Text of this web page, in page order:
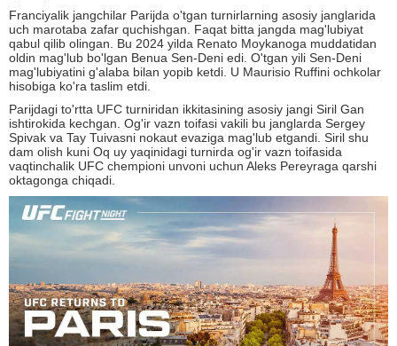
Franciyalik jangchilar Parijda o'tgan turnirlarning asosiy janglarida
uch marotaba zafar quchishgan. Faqat bitta jangda mag'lubiyat
qabul qilib olingan. Bu 2024 yilda Renato Moykanoga muddatidan
oldin mag'lub bo'lgan Benua Sen-Deni edi. O'tgan yili Sen-Deni
mag'lubiyatini g'alaba bilan yopib ketdi. U Maurisio Ruffini ochkolar
hisobiga ko'ra taslim etdi.
Parijdagi to'rtta UFC turniridan ikkitasining asosiy jangi Siril Gan
ishtirokida kechgan. Og'ir vazn toifasi vakili bu janglarda Sergey
Spivak va Tay Tuivasni nokaut evaziga mag'lub etgandi. Siril shu
dam olish kuni Oq uy yaqinidagi turnirda og'ir vazn toifasida
vaqtinchalik UFC chempioni unvoni uchun Aleks Pereyraga qarshi
oktagonga chiqadi.